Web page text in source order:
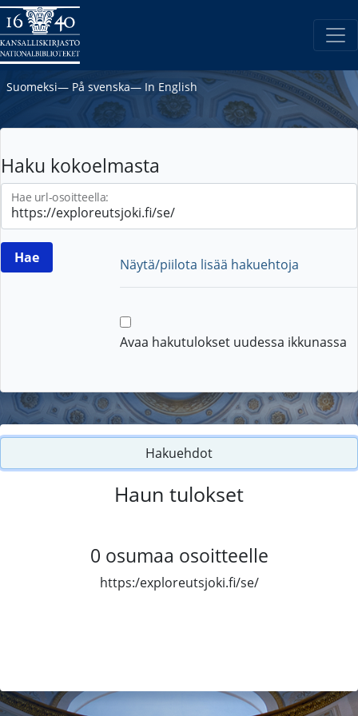
Suomeksi― På svenska― In English
Haku kokoelmasta
Hae url-osoitteella:
Näytä/piilota lisää hakuehtoja
Avaa hakutulokset uudessa ikkunassa
Hakuehdot
Haun tulokset
0 osumaa osoitteelle
https:/exploreutsjoki.fi/se/